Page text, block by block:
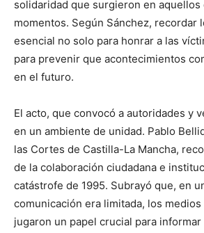
solidaridad que surgieron en aquellos
momentos. Según Sánchez, recordar
esencial no solo para honrar a las
para prevenir que acontecimientos
en el futuro.
El acto, que convocó a autoridades y
en un ambiente de unidad. Pablo
las Cortes de Castilla-La Mancha,
de la colaboración ciudadana e
catástrofe de 1995. Subrayó que, en
comunicación era limitada, los
jugaron un papel crucial para